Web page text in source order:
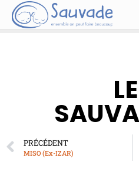
PRÉCÉDENT
MISO (Ex-IZAR)